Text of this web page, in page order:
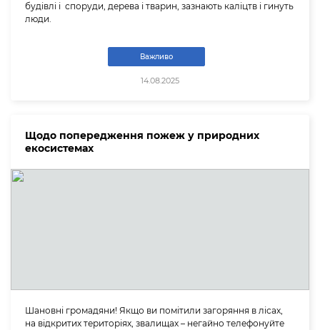
будівлі і споруди, дерева і тварин, зазнають каліцтв і гинуть
люди.
Важливо
14.08.2025
Щодо попередження пожеж у природних
екосистемах
Шановні громадяни! Якщо ви помітили загоряння в лісах,
на відкритих територіях, звалищах – негайно телефонуйте